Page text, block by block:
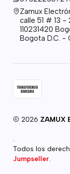
Zamux
calle 51 # 13 -
110231420
Bogota D.C. -
2026 ZAMUX
Todos los
Jumpseller